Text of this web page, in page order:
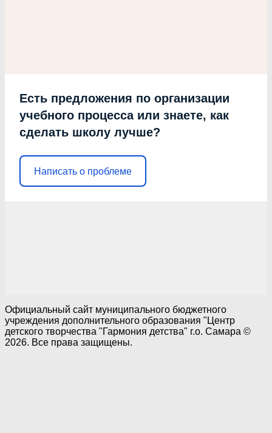
Есть предложения по организации
учебного процесса или знаете, как
сделать школу лучше?
Написать о проблеме
Официальный сайт муниципального бюджетного
учреждения дополнительного образования "Центр
детского творчества "Гармония детства" г.о. Самара ©
2026. Все права защищены.